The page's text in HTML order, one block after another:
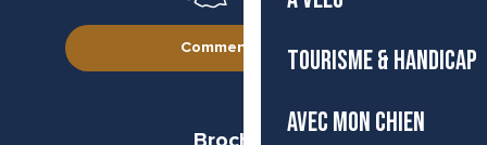
TOURISME & HANDICAP
AVEC MON CHIEN
Comment venir ?
Brochures